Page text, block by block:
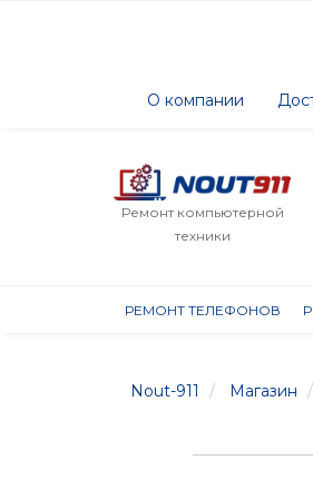
О компании
Ремонт компьютерной
техники
РЕМОНТ ТЕЛЕФОНОВ
Nout-911 Магазин